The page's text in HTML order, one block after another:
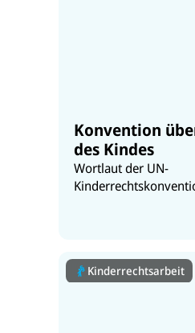
Konvention
des Kindes
Wortlaut der UN-
Kinderrechtsarbeit